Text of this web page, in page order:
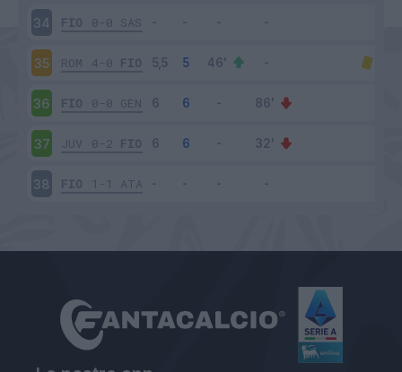
34 FIO 0-0 SAS
35 ROM 4-0 FIO
36 FIO 0-0 GEN
37 JUV 0-2 FIO
38 FIO 1-1 ATA